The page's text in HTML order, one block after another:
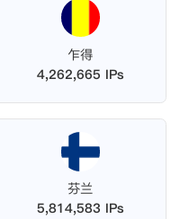
乍得
4,262,665 IPs
芬兰
5,814,583 IPs